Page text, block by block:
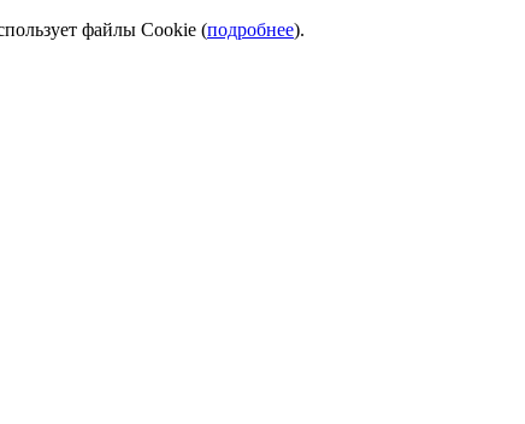
файлы Cookie (подробнее).